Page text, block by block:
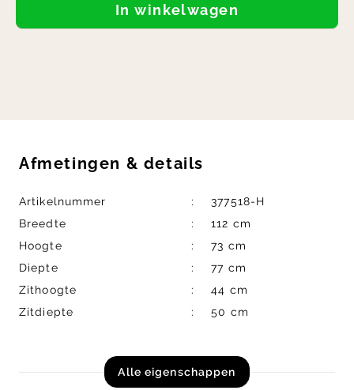
In winkelwagen
Afmetingen & details
Artikelnummer
377518-H
Breedte
112 cm
Hoogte
73 cm
Diepte
77 cm
Zithoogte
44 cm
Zitdiepte
50 cm
Alle eigenschappen